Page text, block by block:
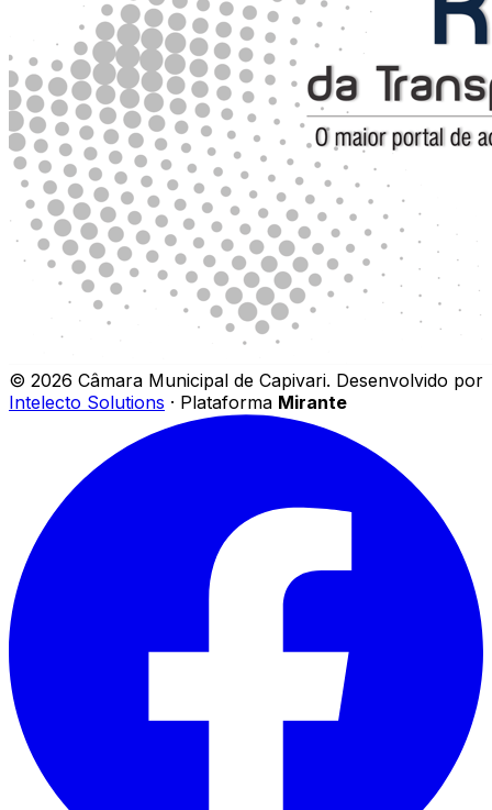
© 2026 Câmara Municipal de Capivari. Desenvolvido por
Intelecto Solutions · Plataforma Mirante